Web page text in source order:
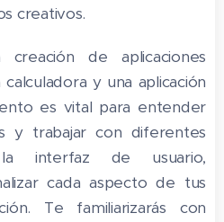
creativos.
creación de aplicaciones
y una aplicación
es vital para entender
y trabajar con diferentes
interfaz de usuario,
cada aspecto de tus
Te familiarizarás con